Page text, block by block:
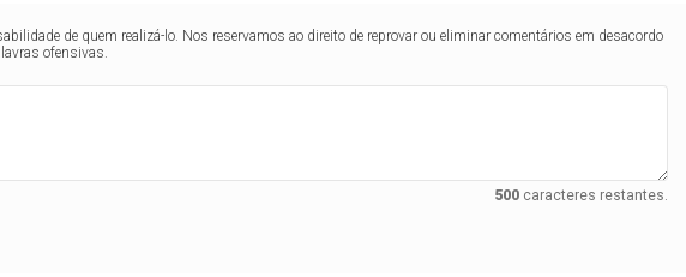
de quem realizá-lo. Nos reservamos ao direito de reprovar ou eliminar comentários em desacordo
ofensivas.
500caracteres restantes.